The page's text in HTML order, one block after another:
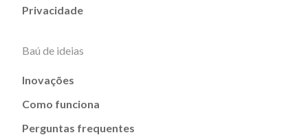
Privacidade
Baú de ideias
Inovações
Como funciona
Perguntas frequentes